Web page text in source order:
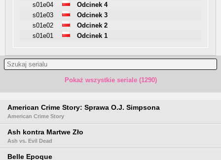
s01e04
Odcinek 4
s01e03
Odcinek 3
s01e02
Odcinek 2
s01e01
Odcinek 1
Pokaż wszystkie seriale (1290)
American Crime Story: Sprawa O.J. Simpsona
American Crime Story
Ash kontra Martwe Zło
Ash vs. Evil Dead
Belle Epoque